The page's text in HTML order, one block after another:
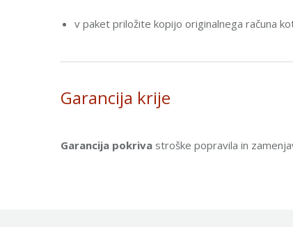
v paket priložite kopijo originalnega računa
Garancija krije
Garancija pokriva stroške popravila in